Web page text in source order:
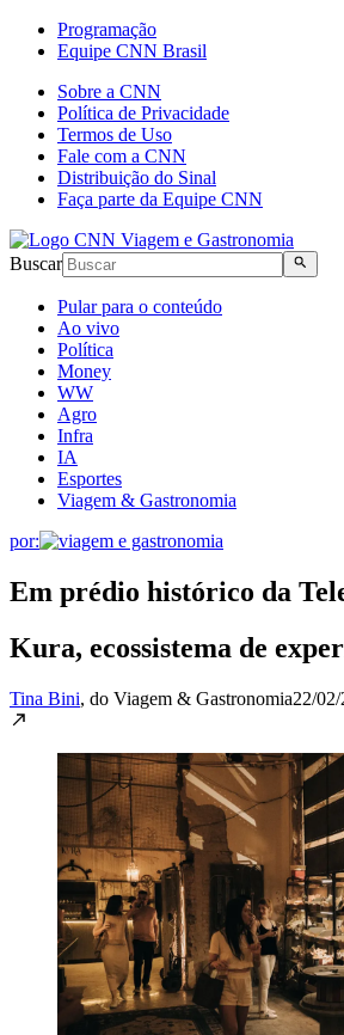
Programação
Equipe CNN Brasil
Sobre a CNN
Política de Privacidade
Termos de Uso
Fale com a CNN
Distribuição do Sinal
Faça parte da Equipe CNN
Buscar
Pular para o conteúdo
Ao vivo
Política
Money
WW
Agro
Infra
IA
Esportes
Viagem & Gastronomia
por:
Em prédio histórico da
Kura, ecossistema de
Tina Bini, do Viagem & Gastronomia22/02/